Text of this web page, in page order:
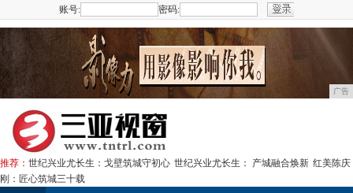
账号: 密码:
广告
推荐： 世纪兴业尤长生：戈壁筑城守初心 世纪兴业尤长生： 产城融合焕新 红美陈庆
刚：匠心筑城三十载